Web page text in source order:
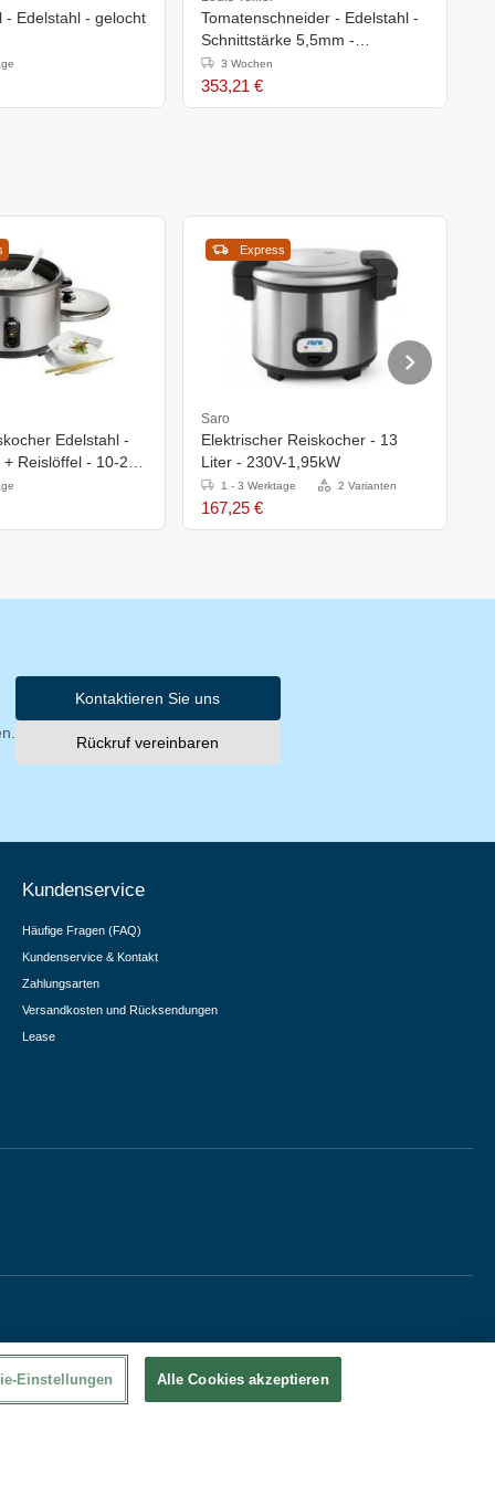
- Edelstahl - gelocht
Tomatenschneider - Edelstahl -
Schnittstärke 5,5mm -
28(h)x20x48cm
3 Wochen
353,21 €
Edelstahl -
Reislöffel - 10-24
Liter
Express
Saro
Elektrischer Reiskocher - 13
Liter - 230V-1,95kW
1 - 3 Werktage 2 Varianten
167,25 €
Kontaktieren Sie uns
Rückruf vereinbaren
Kundenservice
Häufige Fragen (FAQ)
Kundenservice & Kontakt
Zahlungsarten
Versandkosten und Rücksendungen
Lease
Einstellungen Alle Cookies akzeptieren